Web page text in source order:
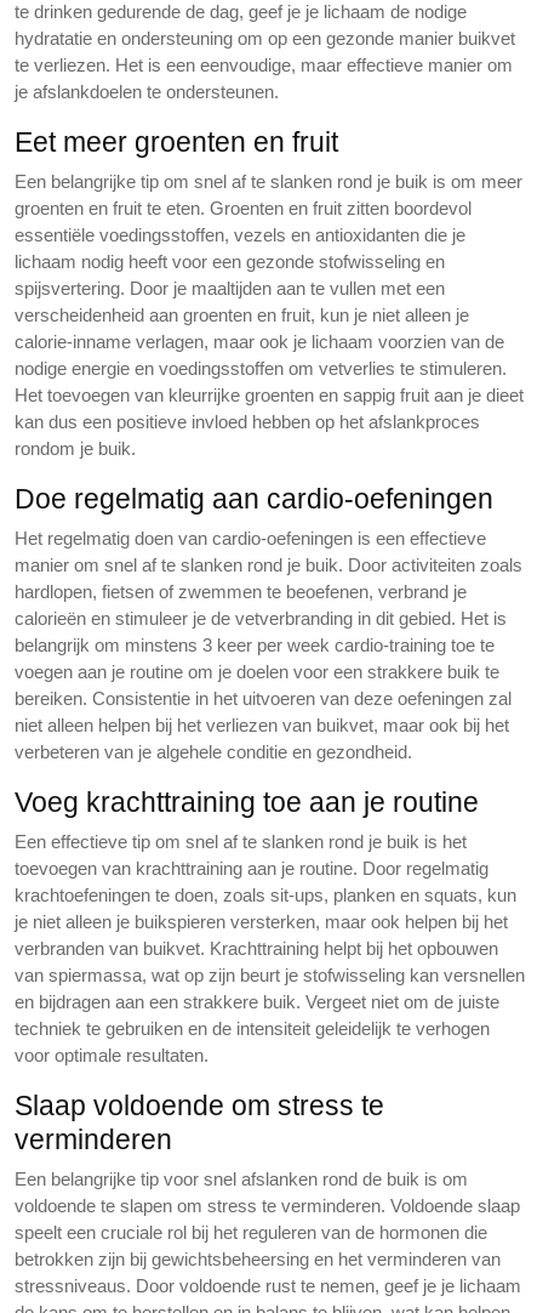
te drinken gedurende de dag, geef je je lichaam de nodige
hydratatie en ondersteuning om op een gezonde manier buikvet
te verliezen. Het is een eenvoudige, maar effectieve manier om
je afslankdoelen te ondersteunen.
Eet meer groenten en fruit
Een belangrijke tip om snel af te slanken rond je buik is om meer
groenten en fruit te eten. Groenten en fruit zitten boordevol
essentiële voedingsstoffen, vezels en antioxidanten die je
lichaam nodig heeft voor een gezonde stofwisseling en
spijsvertering. Door je maaltijden aan te vullen met een
verscheidenheid aan groenten en fruit, kun je niet alleen je
calorie-inname verlagen, maar ook je lichaam voorzien van de
nodige energie en voedingsstoffen om vetverlies te stimuleren.
Het toevoegen van kleurrijke groenten en sappig fruit aan je dieet
kan dus een positieve invloed hebben op het afslankproces
rondom je buik.
Doe regelmatig aan cardio-oefeningen
Het regelmatig doen van cardio-oefeningen is een effectieve
manier om snel af te slanken rond je buik. Door activiteiten zoals
hardlopen, fietsen of zwemmen te beoefenen, verbrand je
calorieën en stimuleer je de vetverbranding in dit gebied. Het is
belangrijk om minstens 3 keer per week cardio-training toe te
voegen aan je routine om je doelen voor een strakkere buik te
bereiken. Consistentie in het uitvoeren van deze oefeningen zal
niet alleen helpen bij het verliezen van buikvet, maar ook bij het
verbeteren van je algehele conditie en gezondheid.
Voeg krachttraining toe aan je routine
Een effectieve tip om snel af te slanken rond je buik is het
toevoegen van krachttraining aan je routine. Door regelmatig
krachtoefeningen te doen, zoals sit-ups, planken en squats, kun
je niet alleen je buikspieren versterken, maar ook helpen bij het
verbranden van buikvet. Krachttraining helpt bij het opbouwen
van spiermassa, wat op zijn beurt je stofwisseling kan versnellen
en bijdragen aan een strakkere buik. Vergeet niet om de juiste
techniek te gebruiken en de intensiteit geleidelijk te verhogen
voor optimale resultaten.
Slaap voldoende om stress te
verminderen
Een belangrijke tip voor snel afslanken rond de buik is om
voldoende te slapen om stress te verminderen. Voldoende slaap
speelt een cruciale rol bij het reguleren van de hormonen die
betrokken zijn bij gewichtsbeheersing en het verminderen van
stressniveaus. Door voldoende rust te nemen, geef je je lichaam